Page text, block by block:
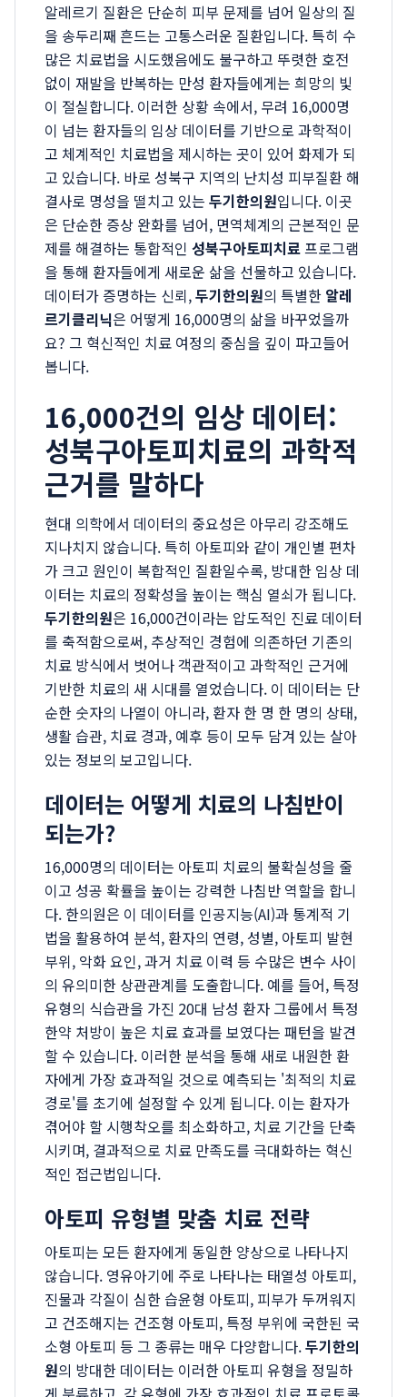
알레르기 질환은 단순히 피부 문제를 넘어 일상의 질
을 송두리째 흔드는 고통스러운 질환입니다. 특히 수
많은 치료법을 시도했음에도 불구하고 뚜렷한 호전
없이 재발을 반복하는 만성 환자들에게는 희망의 빛
이 절실합니다. 이러한 상황 속에서, 무려 16,000명
이 넘는 환자들의 임상 데이터를 기반으로 과학적이
고 체계적인 치료법을 제시하는 곳이 있어 화제가 되
고 있습니다. 바로 성북구 지역의 난치성 피부질환 해
결사로 명성을 떨치고 있는 두기한의원입니다. 이곳
은 단순한 증상 완화를 넘어, 면역체계의 근본적인 문
제를 해결하는 통합적인 성북구아토피치료프로그램
을 통해 환자들에게 새로운 삶을 선물하고 있습니다.
데이터가 증명하는 신뢰,두기한의원의 특별한 알레
르기클리닉은 어떻게 16,000명의 삶을 바꾸었을까
요? 그 혁신적인 치료 여정의 중심을 깊이 파고들어
봅니다.
16,000건의 임상 데이터:
성북구아토피치료의 과학적
근거를 말하다
현대 의학에서 데이터의 중요성은 아무리 강조해도
지나치지 않습니다. 특히 아토피와 같이 개인별 편차
가 크고 원인이 복합적인 질환일수록, 방대한 임상 데
이터는 치료의 정확성을 높이는 핵심 열쇠가 됩니다.
두기한의원은 16,000건이라는 압도적인 진료 데이터
를 축적함으로써, 추상적인 경험에 의존하던 기존의
치료 방식에서 벗어나 객관적이고 과학적인 근거에
기반한 치료의 새 시대를 열었습니다. 이 데이터는 단
순한 숫자의 나열이 아니라, 환자 한 명 한 명의 상태,
생활 습관, 치료 경과, 예후 등이 모두 담겨 있는 살아
있는 정보의 보고입니다.
데이터는 어떻게 치료의 나침반이
되는가?
16,000명의 데이터는 아토피 치료의 불확실성을 줄
이고 성공 확률을 높이는 강력한 나침반 역할을 합니
다. 한의원은 이 데이터를 인공지능(AI)과 통계적 기
법을 활용하여 분석, 환자의 연령, 성별, 아토피 발현
부위, 악화 요인, 과거 치료 이력 등 수많은 변수 사이
의 유의미한 상관관계를 도출합니다. 예를 들어, 특정
유형의 식습관을 가진 20대 남성 환자 그룹에서 특정
한약 처방이 높은 치료 효과를 보였다는 패턴을 발견
할 수 있습니다. 이러한 분석을 통해 새로 내원한 환
자에게 가장 효과적일 것으로 예측되는 '최적의 치료
경로'를 초기에 설정할 수 있게 됩니다. 이는 환자가
겪어야 할 시행착오를 최소화하고, 치료 기간을 단축
시키며, 결과적으로 치료 만족도를 극대화하는 혁신
적인 접근법입니다.
아토피 유형별 맞춤 치료 전략
아토피는 모든 환자에게 동일한 양상으로 나타나지
않습니다. 영유아기에 주로 나타나는 태열성 아토피,
진물과 각질이 심한 습윤형 아토피, 피부가 두꺼워지
고 건조해지는 건조형 아토피, 특정 부위에 국한된 국
소형 아토피 등 그 종류는 매우 다양합니다.두기한의
원의 방대한 데이터는 이러한 아토피 유형을 정밀하